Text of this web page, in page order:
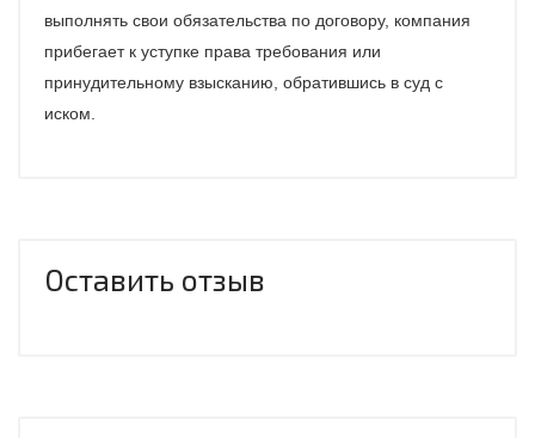
выполнять свои обязательства по договору, компания
прибегает к уступке права требования или
принудительному взысканию, обратившись в суд с
иском.
Оставить отзыв